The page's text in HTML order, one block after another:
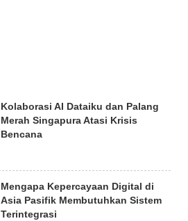
Kolaborasi AI Dataiku dan Palang
Merah Singapura Atasi Krisis
Bencana
Mengapa Kepercayaan Digital di
Asia Pasifik Membutuhkan Sistem
Terintegrasi